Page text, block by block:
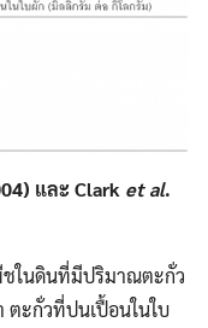
และ Clark et al.
ชในดินที่มีปริมาณตะกั่ว
ตะกั่วที่ปนเปื้อนในใบ